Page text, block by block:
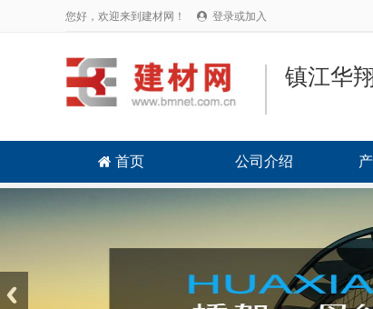
您好，欢迎来到建材网！  登录或加入
镇江华
 首页 公司介绍